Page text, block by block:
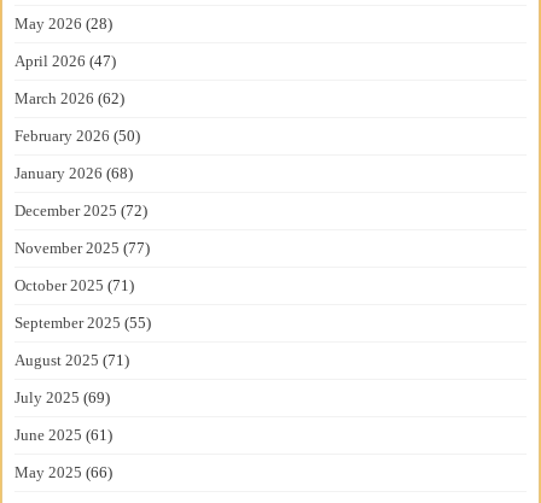
May 2026 (28)
April 2026 (47)
March 2026 (62)
February 2026 (50)
January 2026 (68)
December 2025 (72)
November 2025 (77)
October 2025 (71)
September 2025 (55)
August 2025 (71)
July 2025 (69)
June 2025 (61)
May 2025 (66)